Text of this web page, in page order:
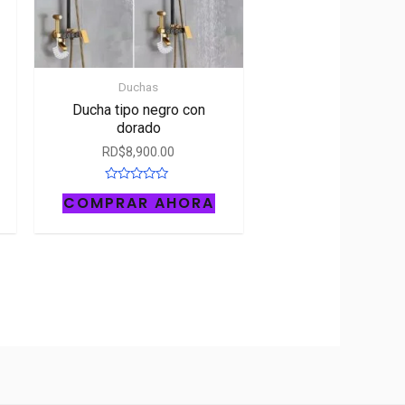
Duchas
Ducha tipo negro con
dorado
RD$8,900.00
Rated
0
out
COMPRAR AHORA